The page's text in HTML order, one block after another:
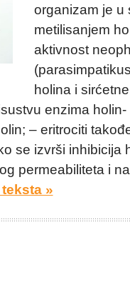
organizam je u
metilisanjem
aktivnost
holina i
enzima
– eritrociti
se izvrši inhibicija
permeabiliteta i
»